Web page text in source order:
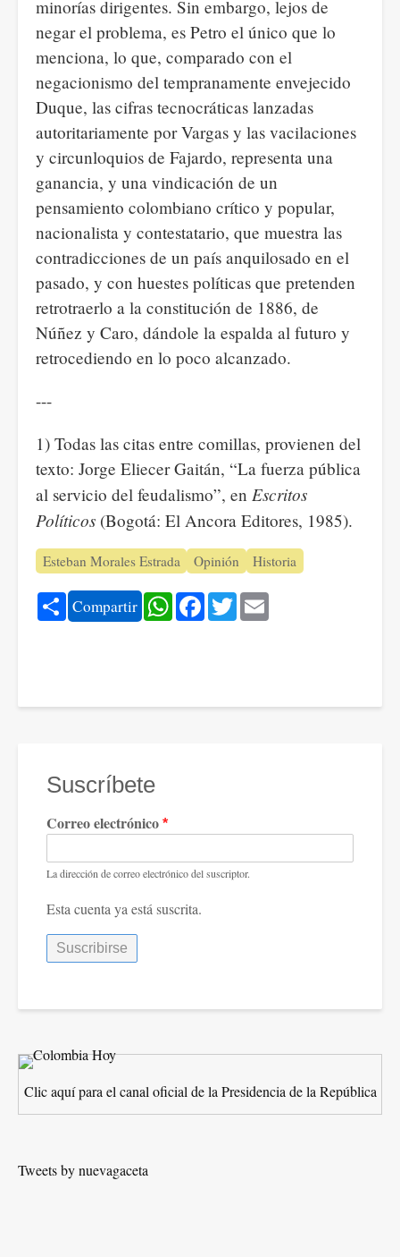
minorías dirigentes. Sin embargo, lejos de
negar el problema, es Petro el único que lo
menciona, lo que, comparado con el
negacionismo del tempranamente envejecido
Duque, las cifras tecnocráticas lanzadas
autoritariamente por Vargas y las vacilaciones
y circunloquios de Fajardo, representa una
ganancia, y una vindicación de un
pensamiento colombiano crítico y popular,
nacionalista y contestatario, que muestra las
contradicciones de un país anquilosado en el
pasado, y con huestes políticas que pretenden
retrotraerlo a la constitución de 1886, de
Núñez y Caro, dándole la espalda al futuro y
retrocediendo en lo poco alcanzado.
---
1) Todas las citas entre comillas, provienen del
texto: Jorge Eliecer Gaitán, “La fuerza pública
al servicio del feudalismo”, en Escritos
Políticos (Bogotá: El Ancora Editores, 1985).
Esteban Morales Estrada Opinión Historia
Share
Compartir WhatsApp
Facebook
Twitter
Suscríbete
Correo electrónico
La dirección de correo electrónico del suscriptor.
Esta cuenta ya está suscrita.
Clic aquí para el canal oficial de la Presidencia de la República
Tweets by nuevagaceta